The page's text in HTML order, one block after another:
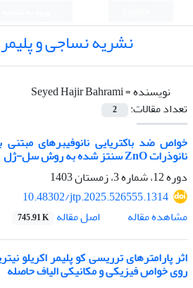
نشریه نساجی و پلیمر
نویسنده =Seyed Hajir Bahrami
تعداد مقالات:
2
نانوذرات ZnO سنتز شده به روش سل-ژل
دوره 12، شماره 3، زمستان 1403
10.48302/jtp.2025.526555.1314
مشاهده مقاله
اصل مقاله 745.91 K
روی خواص فیزیکی و مکانیکی الیاف حاصله